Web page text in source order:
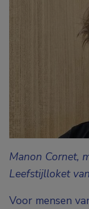
Manon Cornet,
Leefstijlloket
Voor mensen